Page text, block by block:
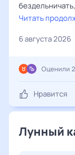
Читать
6 августа 2026
Нравится
Оценили 2
Лунный